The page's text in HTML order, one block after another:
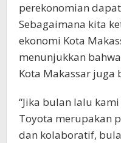
perekonomian
Sebagaimana kita
ekonomi Kota
menunjukkan
Kota Makassar juga
“Jika bulan lalu
Toyota merupakan
dan kolaboratif,